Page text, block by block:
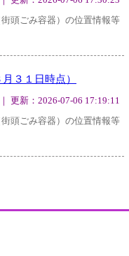
頭ごみ容器）の位置情報等
３１日時点）
更新：2026-07-06 17:19:11
頭ごみ容器）の位置情報等